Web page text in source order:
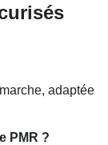
adaptée
PMR ?